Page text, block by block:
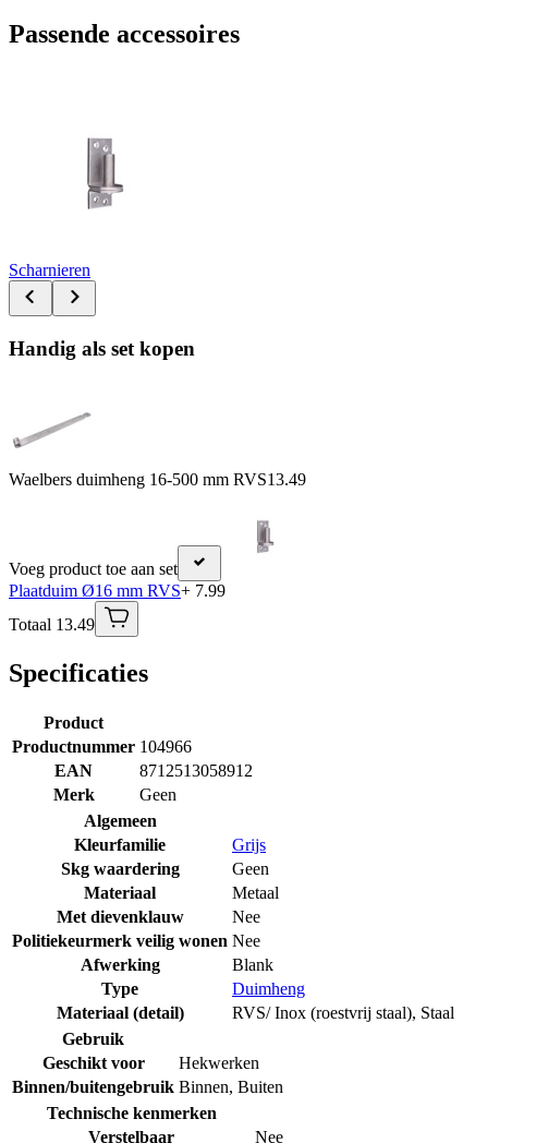
Passende accessoires
Scharnieren
Handig als set kopen
Waelbers duimheng 16-500 mm RVS13.49
Voeg product toe aan set
Plaatduim Ø16 mm RVS+ 7.99
Totaal 13.49
Specificaties
Product
Productnummer 104966
EAN
8712513058912
Merk
Geen
Algemeen
Kleurfamilie
Grijs
Skg waardering
Geen
Materiaal
Metaal
Met dievenklauw
Nee
Politiekeurmerk veilig wonen Nee
Afwerking
Blank
Type
Duimheng
Materiaal (detail)
RVS/ Inox (roestvrij staal), Staal
Gebruik
Geschikt voor
Hekwerken
Binnen/buitengebruik Binnen, Buiten
Technische kenmerken
Verstelbaar
Nee